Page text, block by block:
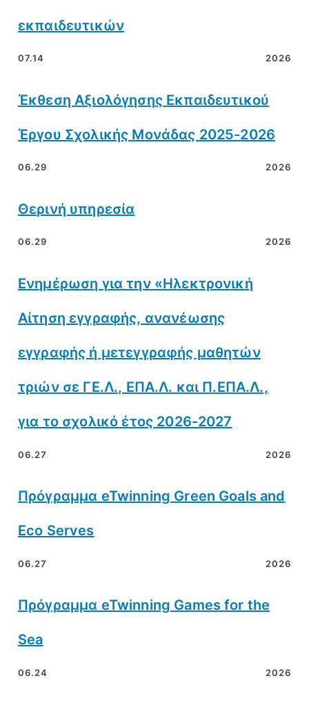
εκπαιδευτικών
07.14 2026
Έκθεση Αξιολόγησης Εκπαιδευτικού
Έργου Σχολικής Μονάδας 2025-2026
06.29 2026
Θερινή υπηρεσία
06.29 2026
Ενημέρωση για την «Ηλεκτρονική
Αίτηση εγγραφής, ανανέωσης
εγγραφής ή μετεγγραφής μαθητών
τριών σε ΓΕ.Λ., ΕΠΑ.Λ. και Π.ΕΠΑ.Λ.,
για το σχολικό έτος 2026-2027
06.27 2026
Πρόγραμμα eTwinning Green Goals and
Eco Serves
06.27 2026
Πρόγραμμα eTwinning Games for the
Sea
06.24 2026